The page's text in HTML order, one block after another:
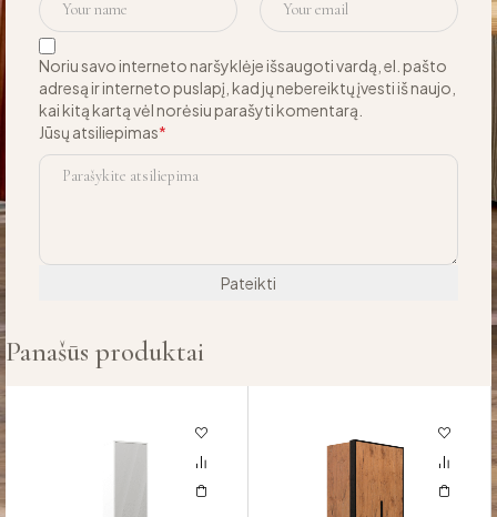
Jūsų atsiliepimas*
Noriu savo interneto naršyklėje išsaugoti vardą, el. pašto
adresą ir interneto puslapį, kad jų nebereiktų įvesti iš naujo,
kai kitą kartą vėl norėsiu parašyti komentarą.
Panašūs produktai